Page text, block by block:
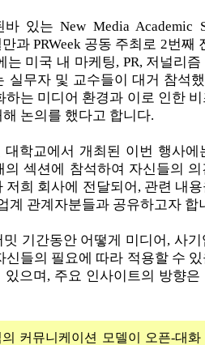
바 있는 New Media Academic
과PRWeek 공동 주최로 2번째
는 미국 내 마케팅, PR, 저널리
실무자 및 교수들이 대거 참석
하는 미디어 환경과 이로 인한
논의를 했다고 합니다.
대학교에서 개최된 이번 행사에
의 섹션에 참석하여 자신들의
저희 회사에 전달되어, 관련 내
계 관계자분들과 공유하고자 합
기간동안 어떻게 미디어 , 사기
신들의 필요에 따라 적용할 수
있으며 , 주요 인사이트의 방향
커뮤니케이션 모델이 오픈-대화